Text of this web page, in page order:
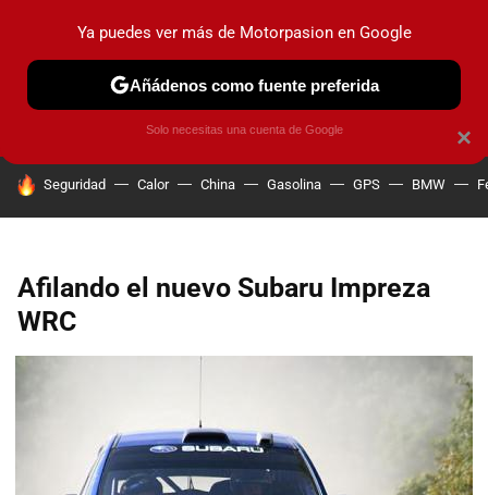
PRUEBAS COCHES ELÉCTRICOS OBSERVATORIO
HOY SE HABLA DE
Seguridad Calor China Gasolina GPS BMW
Afilando el nuevo Subaru Impreza
WRC
×
Ya puedes ver más de Motorpasion en Google
Añádenos como fuente preferida
Solo necesitas una cuenta de Google